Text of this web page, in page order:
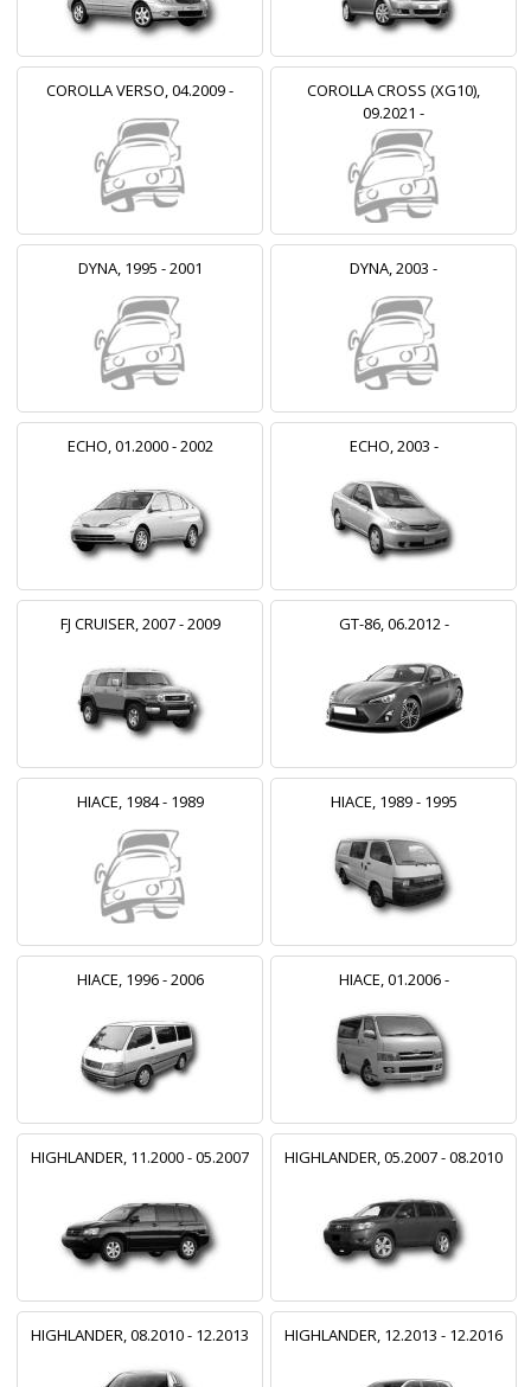
COROLLA VERSO, 04.2009 -
COROLLA CROSS (XG10),
09.2021 -
DYNA, 1995 - 2001 DYNA, 2003 -
ECHO, 01.2000 - 2002 ECHO, 2003 -
FJ CRUISER, 2007 - 2009 GT-86, 06.2012 -
HIACE, 1984 - 1989 HIACE, 1989 - 1995
HIACE, 1996 - 2006 HIACE, 01.2006 -
HIGHLANDER, 11.2000 - 05.2007 HIGHLANDER, 05.2007 - 08.2010
HIGHLANDER, 08.2010 - 12.2013 HIGHLANDER, 12.2013 - 12.2016